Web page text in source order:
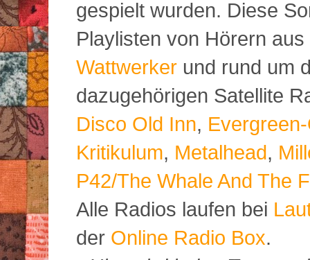
gespielt wurden. Diese
Playlisten von Hörern
Wattwerker und rund um
dazugehörigen Satellite
Disco Old Inn,
Kritikulum, Metalhead,
P42/The Whale And The
Alle Radios laufen bei
der Online Radio Box.